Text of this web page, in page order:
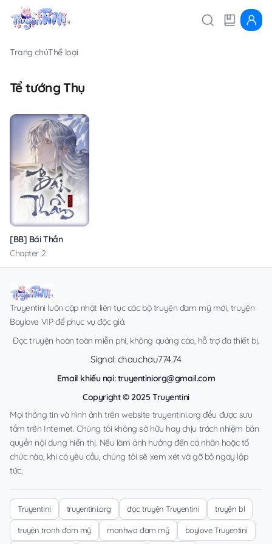
Trang chủThể loại
Tể tướng Thụ
[BB] Bái Thần
Chapter 2
Truyentini luôn cập nhật liên tục các bộ truyện đam mỹ mới, truyện
Boylove VIP để phục vụ độc giả.
Đọc truyện hoàn toàn miễn phí, không quảng cáo, hỗ trợ đa thiết bị.
Signal: chauchau774.74
Email khiếu nại:truyentiniorg@gmail.com
Copyright © 2025 Truyentini
Mọi thông tin và hình ảnh trên website truyentini.org đều được sưu
tầm trên Internet. Chúng tôi không sở hữu hay chịu trách nhiệm bản
quyền nội dung hiển thị. Nếu làm ảnh hưởng đến cá nhân hoặc tổ
chức nào, khi có yêu cầu, chúng tôi sẽ xem xét và gỡ bỏ ngay lập
tức.
Truyentini truyentini.org đọc truyện Truyentini truyện bl
truyện tranh đam mỹ manhwa đam mỹ boylove Truyentini